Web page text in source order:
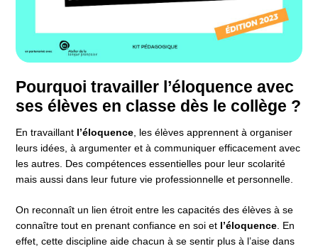
Pourquoi travailler l’éloquence avec
ses élèves en classe dès le collège ?
En travaillant l’éloquence , les élèves apprennent à organiser
leurs idées, à argumenter et à communiquer efficacement avec
les autres. Des compétences essentielles pour leur scolarité
mais aussi dans leur future vie professionnelle et personnelle.
On reconnaît un lien étroit entre les capacités des élèves à se
connaître tout en prenant confiance en soi et l’éloquence . En
effet, cette discipline aide chacun à se sentir plus à l’aise dans